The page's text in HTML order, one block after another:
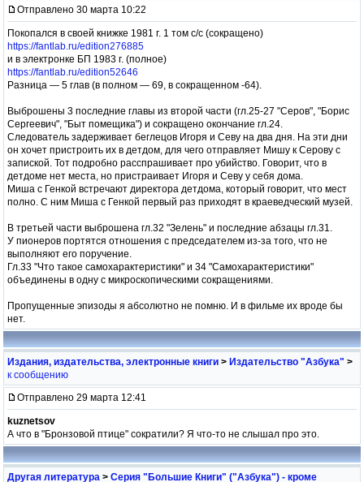
Отправлено 30 марта 10:22
Покопался в своей книжке 1981 г. 1 том с/с (сокращено)
https://fantlab.ru/edition276885
и в электронке БП 1983 г. (полное)
https://fantlab.ru/edition52646
Разница — 5 глав (в полном — 69, в сокращенном -64).
Выброшены 3 последние главы из второй части (гл.25-27 "Серов", "Борис
Сергеевич", "Быт помещика") и сокращено окончание гл.24.
Следователь задерживает беглецов Игоря и Севу на два дня. На эти дни
он хочет пристроить их в детдом, для чего отправляет Мишу к Серову с
запиской. Тот подробно расспрашивает про убийство. Говорит, что в
детдоме нет места, но пристраивает Игоря и Севу у себя дома.
Миша с Генкой встречают директора детдома, который говорит, что мест
полно. С ним Миша с Генкой первый раз приходят в краеведческий музей.
В третьей части выброшена гл.32 "Зелень" и последние абзацы гл.31.
У пионеров портятся отношения с председателем из-за того, что не
выполняют его поручение.
Гл.33 "Что такое самохарактеристики" и 34 "Самохарактеристики"
объединены в одну с микроскопическими сокращениями.
Пропущенные эпизоды я абсолютно не помню. И в фильме их вроде бы
нет.
Издания, издательства, электронные книги > Издательство "Азбука" >
к сообщению
Отправлено 29 марта 12:41
kuznetsov
А что в "Бронзовой птице" сократили? Я что-то не слышал про это.
Другая литература > Серия "Большие Книги" ("Азбука") - кроме